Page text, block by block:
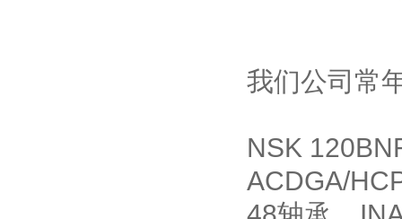
我们公司常
NSK
ACDGA/